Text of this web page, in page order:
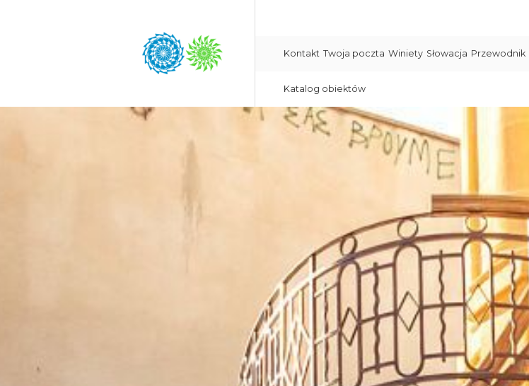
Kontakt Twoja poczta Winiety Słowacja Przewodnik
Katalog obiektów